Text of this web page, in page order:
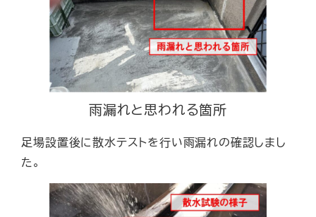
雨漏れと思われる箇所
足場設置後に散水テストを行い雨漏れの確認しまし
た。